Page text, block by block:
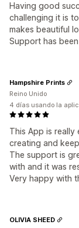
Having good
challenging it is
makes beautiful
Support has
This App is really
creating and
The support is
with and it was
Very happy with
Hampshire Prints
Reino Unido
4 días usando la
OLIVIA SHEED